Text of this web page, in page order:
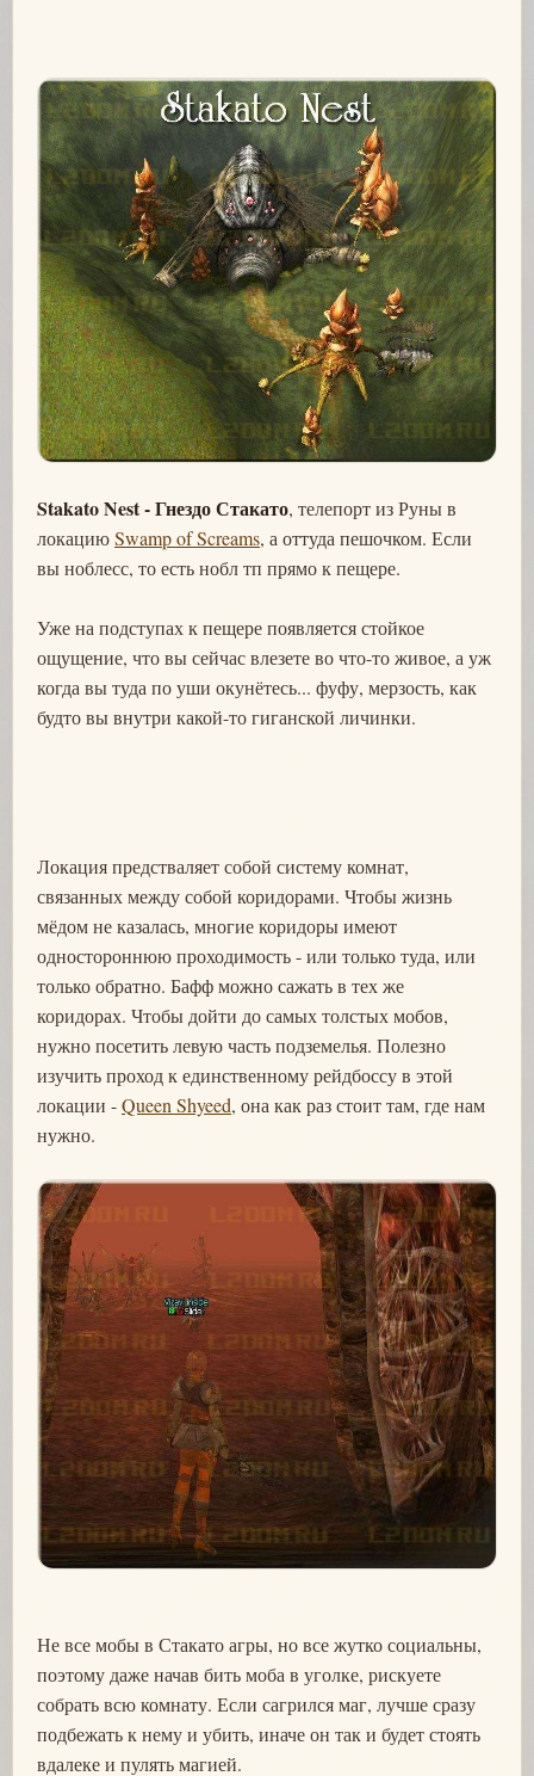
Stakato Nest - Гнездо Стакато, телепорт из Руны в
локациюSwamp of Screams, а оттуда пешочком. Если
вы ноблесс, то есть нобл тп прямо к пещере.
Уже на подступах к пещере появляется стойкое
ощущение, что вы сейчас влезете во что-то живое, а уж
когда вы туда по уши окунётесь... фуфу, мерзость, как
будто вы внутри какой-то гиганской личинки.
Локация предстваляет собой систему комнат,
связанных между собой коридорами. Чтобы жизнь
мёдом не казалась, многие коридоры имеют
одностороннюю проходимость - или только туда, или
только обратно. Бафф можно сажать в тех же
коридорах. Чтобы дойти до самых толстых мобов,
нужно посетить левую часть подземелья. Полезно
изучить проход к единственному рейдбоссу в этой
локации -Queen Shyeed, она как раз стоит там, где нам
нужно.
Не все мобы в Стакато агры, но все жутко социальны,
поэтому даже начав бить моба в уголке, рискуете
собрать всю комнату. Если сагрился маг, лучше сразу
подбежать к нему и убить, иначе он так и будет стоять
вдалеке и пулять магией.